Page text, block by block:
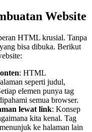
Website
HTML krusial. Tanpa
bisa dibuka. Berikut
: HTML
seperti judul,
elemen punya tag
semua browser.
lewat link: Konsep
kita kenal. Tag
ke halaman lain